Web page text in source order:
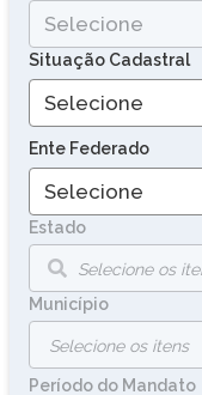
Situação Cadastral
Ente Federado
Estado
Município
Período do Mandato